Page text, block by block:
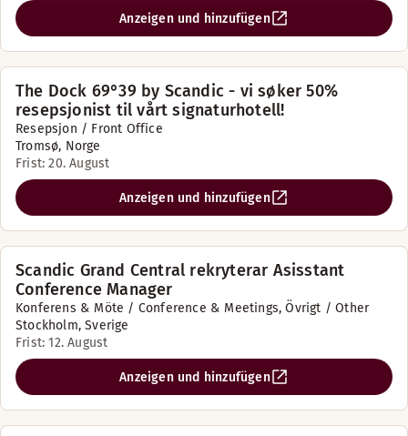
Anzeigen und hinzufügen
The Dock 69°39 by Scandic - vi søker 50%
resepsjonist til vårt signaturhotell!
Resepsjon / Front Office
Tromsø, Norge
Frist: 20. August
Anzeigen und hinzufügen
Scandic Grand Central rekryterar Asisstant
Conference Manager
Konferens & Möte / Conference & Meetings, Övrigt / Other
Stockholm, Sverige
Frist: 12. August
Anzeigen und hinzufügen